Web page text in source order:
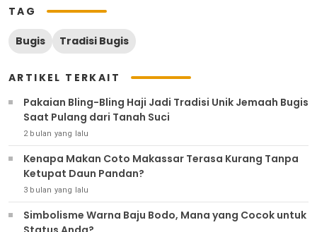
TAG
Bugis Tradisi Bugis
ARTIKEL TERKAIT
Pakaian Bling-Bling Haji Jadi Tradisi Unik Jemaah Bugis
Saat Pulang dari Tanah Suci
2 bulan yang lalu
Kenapa Makan Coto Makassar Terasa Kurang Tanpa
Ketupat Daun Pandan?
3 bulan yang lalu
Simbolisme Warna Baju Bodo, Mana yang Cocok untuk